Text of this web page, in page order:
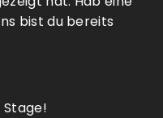
bist du bereits